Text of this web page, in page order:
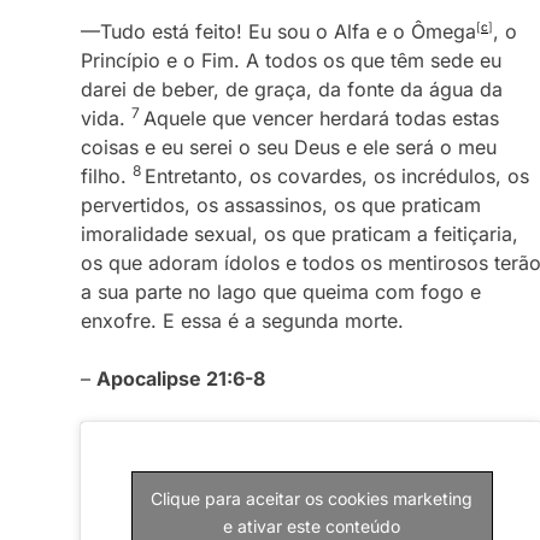
—Tudo está feito! Eu sou o Alfa e o Ômega[c], o
Princípio e o Fim. A todos os que têm sede eu
darei de beber, de graça, da fonte da água da
vida. 7 Aquele que vencer herdará todas estas
coisas e eu serei o seu Deus e ele será o meu
filho. 8 Entretanto, os covardes, os incrédulos, os
pervertidos, os assassinos, os que praticam
imoralidade sexual, os que praticam a feitiçaria,
os que adoram ídolos e todos os mentirosos terão
a sua parte no lago que queima com fogo e
enxofre. E essa é a segunda morte.
– Apocalipse 21:6-8
Clique para aceitar os cookies marketing
e ativar este conteúdo